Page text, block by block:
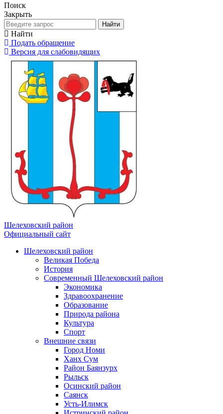
Поиск
Закрыть
Найти
Найти
Подать обращение
Версия для слабовидящих
Шелеховский район
Официальный сайт
Шелеховский район
Великая Победа
История
Современный Шелеховский район
Экономика
Здравоохранение
Образование
Природа района
Культура
Спорт
Внешние связи
Город Номи
Ханх Сум
Район Баянзурх
Рыльск
Осинский район
Саянск
Усть-Илимск